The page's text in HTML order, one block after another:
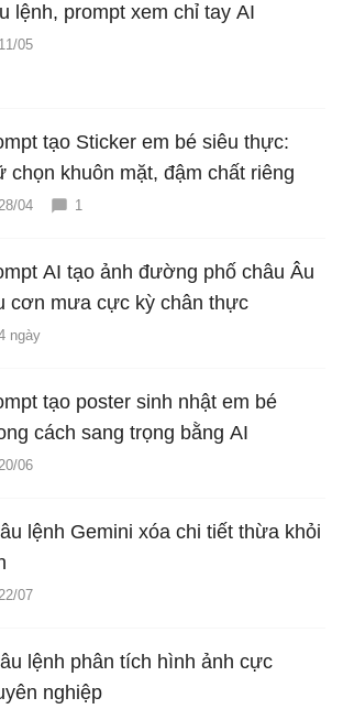
lệnh, prompt xem chỉ tay AI
11/05
tạo Sticker em bé siêu thực:
chọn khuôn mặt, đậm chất riêng
04 1
AI tạo ảnh đường phố châu Âu
cơn mưa cực kỳ chân thực
ngày
tạo poster sinh nhật em bé
cách sang trọng bằng AI
06
lệnh Gemini xóa chi tiết thừa khỏi
07
lệnh phân tích hình ảnh cực
nghiệp